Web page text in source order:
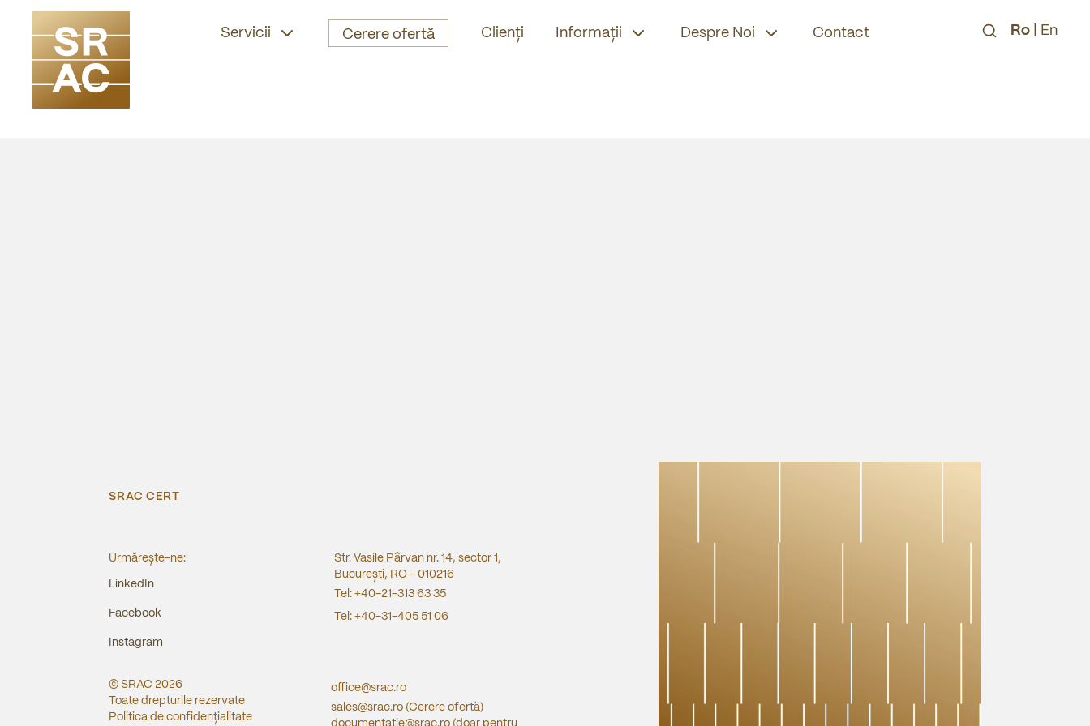
Servicii Cerere ofertă Clienți Informații Despre Noi Contact Ro En
SRAC CERT
Urmărește-ne:
LinkedIn
Facebook
Instagram
Str. Vasile Pârvan nr. 14, sector 1,
București, RO - 010216
Tel: +40-21-313 63 35
Tel: +40-31-405 51 06
© SRAC2026
Toate drepturile rezervate
Politica de confidențialitate
office@srac.ro
sales@srac.ro (Cerere ofertă)
documentatie@srac.ro (doar pentru